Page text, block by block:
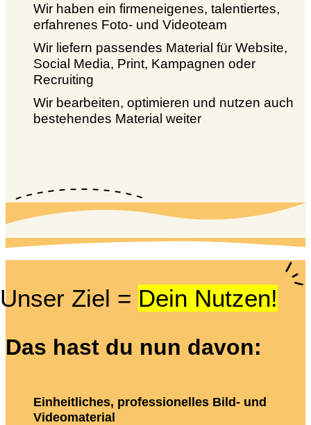
Wir haben ein firmeneigenes, talentiertes,
erfahrenes Foto- und Videoteam
Wir liefern passendes Material für Website,
Social Media, Print, Kampagnen oder
Recruiting
Wir bearbeiten, optimieren und nutzen auch
bestehendes Material weiter
Unser Ziel = Dein Nutzen!
Das hast du nun davon:
Einheitliches, professionelles Bild- und
Videomaterial